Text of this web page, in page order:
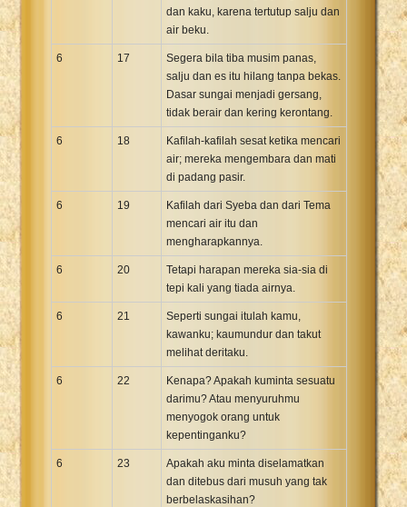
dan kaku, karena tertutup salju dan
air beku.
6 17
Segera bila tiba musim panas,
salju dan es itu hilang tanpa bekas.
Dasar sungai menjadi gersang,
tidak berair dan kering kerontang.
6 18
Kafilah-kafilah sesat ketika mencari
air; mereka mengembara dan mati
di padang pasir.
6 19
Kafilah dari Syeba dan dari Tema
mencari air itu dan
mengharapkannya.
6 20
Tetapi harapan mereka sia-sia di
tepi kali yang tiada airnya.
6 21
Seperti sungai itulah kamu,
kawanku; kaumundur dan takut
melihat deritaku.
6 22
Kenapa? Apakah kuminta sesuatu
darimu? Atau menyuruhmu
menyogok orang untuk
kepentinganku?
6 23
Apakah aku minta diselamatkan
dan ditebus dari musuh yang tak
berbelaskasihan?